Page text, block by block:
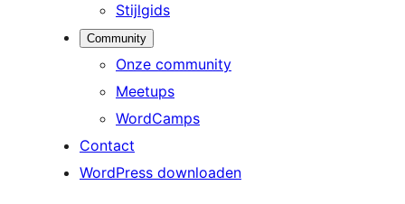
Stijlgids
Community
Onze community
Meetups
WordCamps
Contact
WordPress downloaden